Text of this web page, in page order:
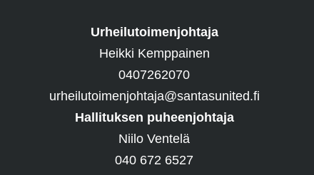
Urheilutoimenjohtaja
Heikki Kemppainen
0407262070
urheilutoimenjohtaja@santasunited.fi
Hallituksen puheenjohtaja
Niilo Ventelä
040 672 6527